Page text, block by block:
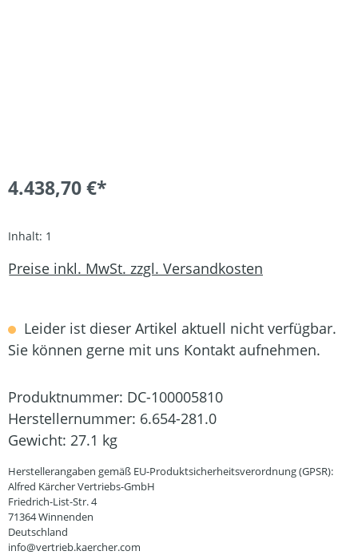
4.438,70 €*
Inhalt: 1
Preise inkl. MwSt. zzgl. Versandkosten
Leider ist dieser Artikel aktuell nicht verfügbar.
Sie können gerne mit uns Kontakt aufnehmen.
Produktnummer: DC-100005810
Herstellernummer: 6.654-281.0
Gewicht: 27.1 kg
Herstellerangaben gemäß EU-Produktsicherheitsverordnung (GPSR):
Alfred Kärcher Vertriebs-GmbH
Friedrich-List-Str. 4
71364 Winnenden
Deutschland
info@vertrieb.kaercher.com